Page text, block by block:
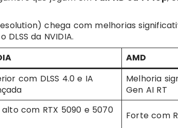
chega com melhorias
da NVIDIA.
AMD
com DLSS 4.0 e IA
Melhoria
Gen AI RT
alto com RTX 5090 e 5070
Forte com